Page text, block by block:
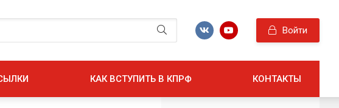
Войти
КАК ВСТУПИТЬ В КПРФ КОНТАКТЫ